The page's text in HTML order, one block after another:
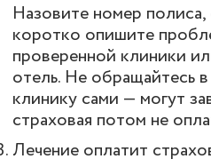
Назовите номер
коротко опишите
проверенной клиники
отель. Не обращайтесь
клинику сами — могут
страховая потом не
Лечение оплатит